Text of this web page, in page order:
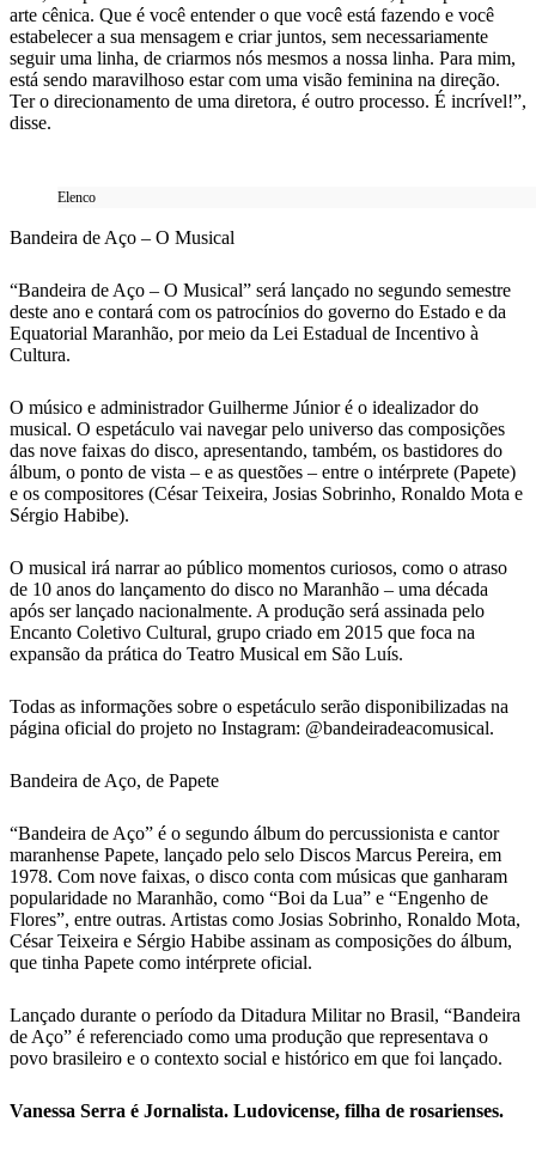
arte cênica. Que é você entender o que você está fazendo e você
estabelecer a sua mensagem e criar juntos, sem necessariamente
seguir uma linha, de criarmos nós mesmos a nossa linha. Para mim,
está sendo maravilhoso estar com uma visão feminina na direção.
Ter o direcionamento de uma diretora, é outro processo. É incrível!”,
disse.
Elenco
Bandeira de Aço – O Musical
“Bandeira de Aço – O Musical” será lançado no segundo semestre
deste ano e contará com os patrocínios do governo do Estado e da
Equatorial Maranhão, por meio da Lei Estadual de Incentivo à
Cultura.
O músico e administrador Guilherme Júnior é o idealizador do
musical. O espetáculo vai navegar pelo universo das composições
das nove faixas do disco, apresentando, também, os bastidores do
álbum, o ponto de vista – e as questões – entre o intérprete (Papete)
e os compositores (César Teixeira, Josias Sobrinho, Ronaldo Mota e
Sérgio Habibe).
O musical irá narrar ao público momentos curiosos, como o atraso
de 10 anos do lançamento do disco no Maranhão – uma década
após ser lançado nacionalmente. A produção será assinada pelo
Encanto Coletivo Cultural, grupo criado em 2015 que foca na
expansão da prática do Teatro Musical em São Luís.
Todas as informações sobre o espetáculo serão disponibilizadas na
página oficial do projeto no Instagram: @bandeiradeacomusical.
Bandeira de Aço, de Papete
“Bandeira de Aço” é o segundo álbum do percussionista e cantor
maranhense Papete, lançado pelo selo Discos Marcus Pereira, em
1978. Com nove faixas, o disco conta com músicas que ganharam
popularidade no Maranhão, como “Boi da Lua” e “Engenho de
Flores”, entre outras. Artistas como Josias Sobrinho, Ronaldo Mota,
César Teixeira e Sérgio Habibe assinam as composições do álbum,
que tinha Papete como intérprete oficial.
Lançado durante o período da Ditadura Militar no Brasil, “Bandeira
de Aço” é referenciado como uma produção que representava o
povo brasileiro e o contexto social e histórico em que foi lançado.
Vanessa Serra é Jornalista. Ludovicense, filha de rosarienses.